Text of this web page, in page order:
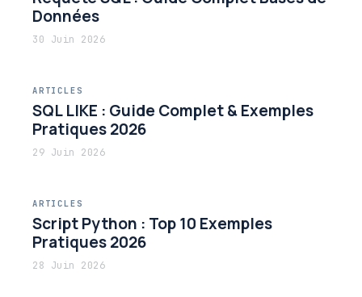
Données
30 Juin 2026
ARTICLES
SQL LIKE : Guide Complet & Exemples
Pratiques 2026
29 Juin 2026
ARTICLES
Script Python : Top 10 Exemples
Pratiques 2026
28 Juin 2026